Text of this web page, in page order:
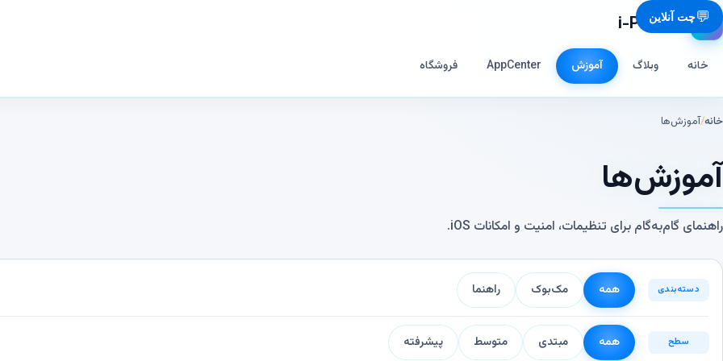
📱
i-Phone.ir
خانه وبلاگ آموزش AppCenter فروشگاه
خانه/آموزش‌ها
آموزش‌ها
راهنمای گام‌به‌گام برای تنظیمات، امنیت و امکانات iOS.
دسته‌بندی همه مک‌بوک راهنما
سطح همه مبتدی متوسط پیشرفته
💬چت آنلاین